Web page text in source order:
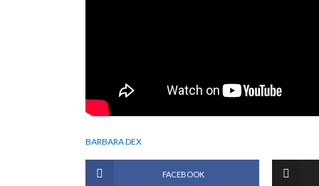
BARBARA DEX
FACEBOOK